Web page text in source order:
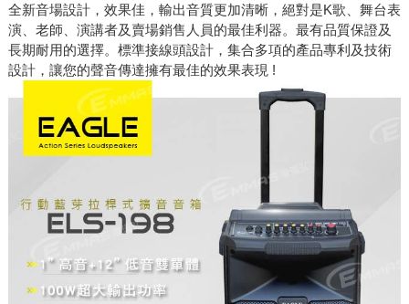
全新音場設計，效果佳，輸出音質更加清晰，絕對是K歌、舞台表
演、老師、演講者及賣場銷售人員的最佳利器。最有品質保證及
長期耐用的選擇。標準接線頭設計，集合多項的產品專利及技術
設計，讓您的聲音傳達擁有最佳的效果表現 !